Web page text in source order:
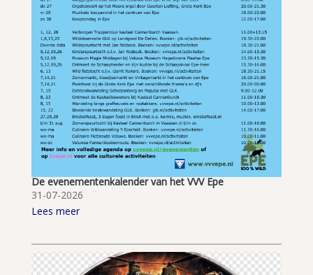
De evenementenkalender van het VVV Epe
31-07-2026
Lees meer